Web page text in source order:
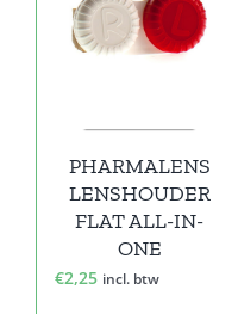
PHARMALENS
LENSHOUDER
FLAT ALL-IN-
ONE
€2,25 incl. btw